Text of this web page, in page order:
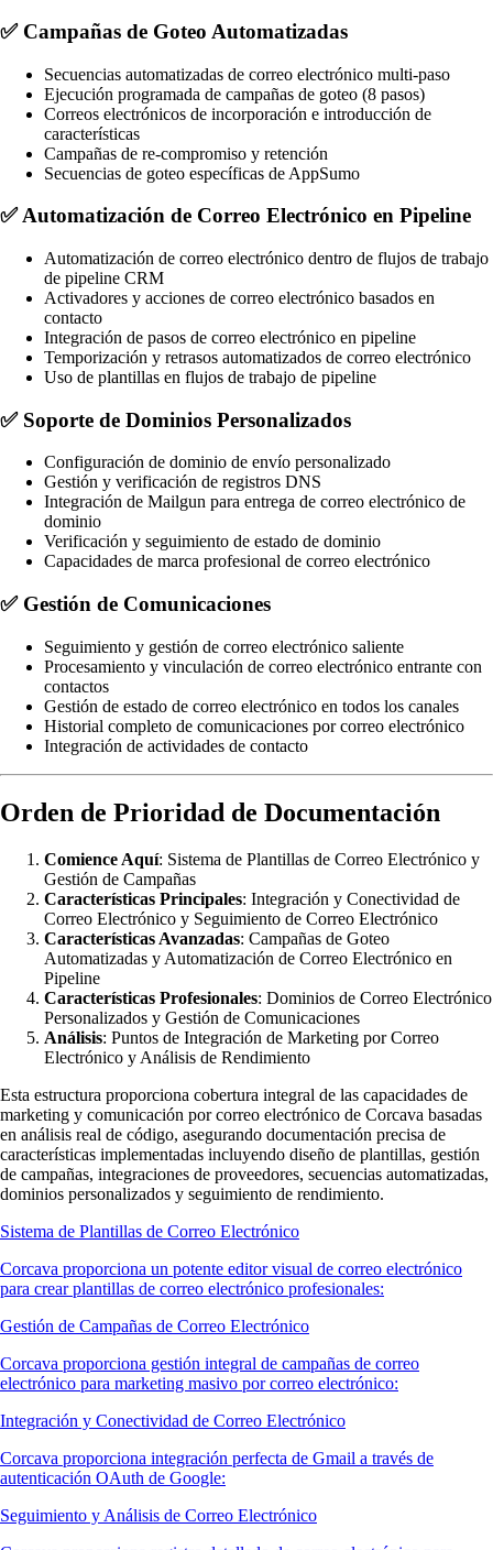
✅ Campañas de Goteo Automatizadas
Secuencias automatizadas de correo electrónico multi-paso
Ejecución programada de campañas de goteo (8 pasos)
Correos electrónicos de incorporación e introducción de
características
Campañas de re-compromiso y retención
Secuencias de goteo específicas de AppSumo
✅Automatización de Correo Electrónico en Pipeline
Automatización de correo electrónico dentro de flujos de trabajo
de pipeline CRM
Activadores y acciones de correo electrónico basados en
contacto
Integración de pasos de correo electrónico en pipeline
Temporización y retrasos automatizados de correo electrónico
Uso de plantillas en flujos de trabajo de pipeline
✅ Soporte de Dominios Personalizados
Configuración de dominio de envío personalizado
Gestión y verificación de registros DNS
Integración de Mailgun para entrega de correo electrónico de
dominio
Verificación y seguimiento de estado de dominio
Capacidades de marca profesional de correo electrónico
✅ Gestión de Comunicaciones
Seguimiento y gestión de correo electrónico saliente
Procesamiento y vinculación de correo electrónico entrante con
contactos
Gestión de estado de correo electrónico en todos los canales
Historial completo de comunicaciones por correo electrónico
Integración de actividades de contacto
Orden de Prioridad de Documentación
Comience Aquí: Sistema de Plantillas de Correo Electrónico y
Gestión de Campañas
Características Principales: Integración y Conectividad de
Correo Electrónico y Seguimiento de Correo Electrónico
Características Avanzadas: Campañas de Goteo
Automatizadas y Automatización de Correo Electrónico en
Pipeline
Características Profesionales: Dominios de Correo Electrónico
Personalizados y Gestión de Comunicaciones
Análisis: Puntos de Integración de Marketing por Correo
Electrónico y Análisis de Rendimiento
Esta estructura proporciona cobertura integral de las capacidades de
marketing y comunicación por correo electrónico de Corcava basadas
en análisis real de código, asegurando documentación precisa de
características implementadas incluyendo diseño de plantillas, gestión
de campañas, integraciones de proveedores, secuencias automatizadas,
dominios personalizados y seguimiento de rendimiento.
Sistema de Plantillas de Correo Electrónico
Corcava proporciona un potente editor visual de correo electrónico
para crear plantillas de correo electrónico profesionales:
Gestión de Campañas de Correo Electrónico
Corcava proporciona gestión integral de campañas de correo
electrónico para marketing masivo por correo electrónico:
Integración y Conectividad de Correo Electrónico
Corcava proporciona integración perfecta de Gmail a través de
autenticación OAuth de Google:
Seguimiento y Análisis de Correo Electrónico